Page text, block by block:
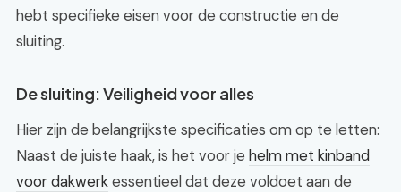
hebt specifieke eisen voor de constructie en de
sluiting.
De sluiting: Veiligheid voor alles
Hier zijn de belangrijkste specificaties om op te letten:
Naast de juiste haak, is het voor je helm met kinband
voor dakwerkessentieel dat deze voldoet aan de